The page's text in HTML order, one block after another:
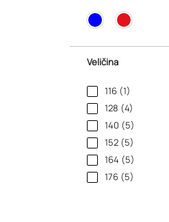
Veličina
116 (1)
128 (4)
140 (5)
152 (5)
164 (5)
176 (5)